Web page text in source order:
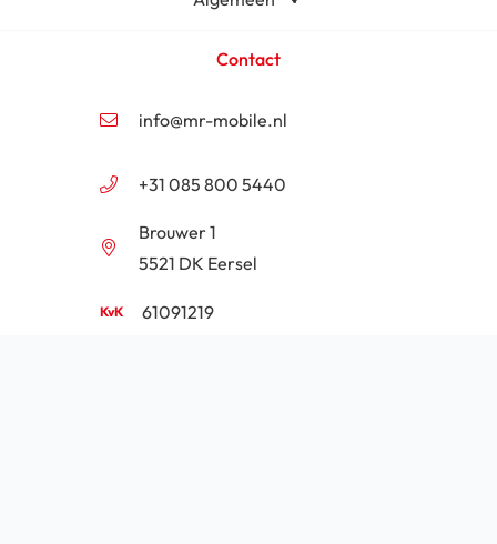
Contact
info@mr-mobile.nl
+31 085 800 5440
Brouwer 1
5521 DK Eersel
61091219